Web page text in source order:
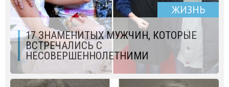
ЖИЗНЬ
17 ЗНАМЕНИТЫХ МУЖЧИН, КОТОРЫЕ
ВСТРЕЧАЛИСЬ С
НЕСОВЕРШЕННОЛЕТНИМИ